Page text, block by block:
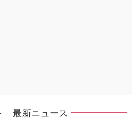
最新ニュース